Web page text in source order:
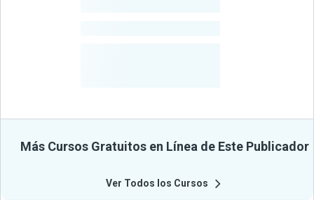
Más Cursos Gratuitos en Línea de Este Publicador
Ver Todos los Cursos